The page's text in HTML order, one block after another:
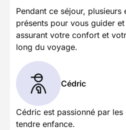
Pendant ce séjour, plusieurs
présents pour vous guider
assurant votre confort et
long du voyage.
Cédric
Cédric est passionné par les
tendre enfance.